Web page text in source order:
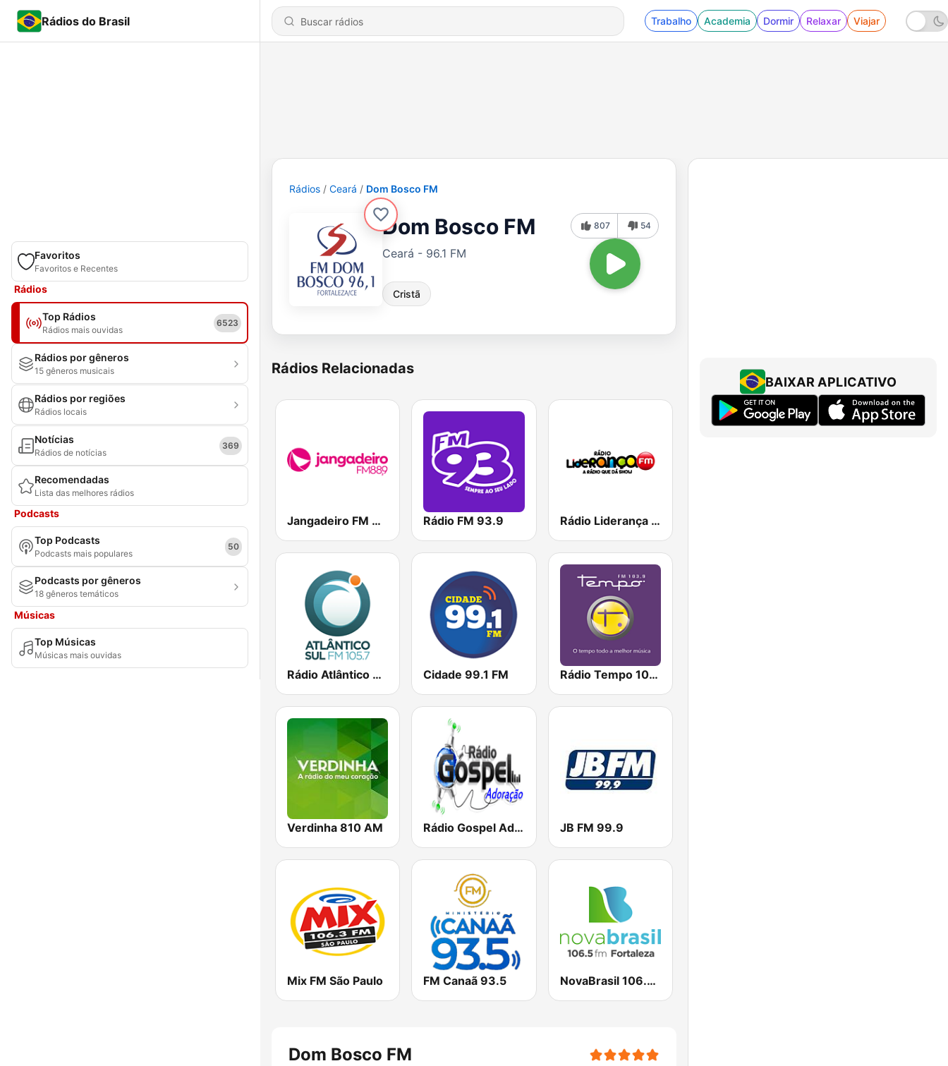
Rádios do Brasil Trabalho Academia Dormir Relaxar Viajar
Favoritos
Favoritos e Recentes
Rádios
Top Rádios
Rádios mais ouvidas
6523
Rádios por gêneros
15 gêneros musicais
Rádios por regiões
Rádios locais
Notícias
Rádios de notícias
369
Recomendadas
Lista das melhores rádios
Podcasts
Top Podcasts
Podcasts mais populares
50
Podcasts por gêneros
18 gêneros temáticos
Músicas
Top Músicas
Músicas mais ouvidas
Rádios Ceará Dom Bosco FM
Dom Bosco FM
Ceará - 96.1 FM
Cristã
807 54
Rádios Relacionadas
Jangadeiro FM 88.9 Rádio FM 93.9 Rádio Liderança FM
Rádio Atlântico Sul FM 105.7 Cidade 99.1 FM Rádio Tempo 103.9 FM
Verdinha 810 AM Rádio Gospel Adoração JB FM 99.9
Mix FM São Paulo FM Canaã 93.5 NovaBrasil 106.5 Fortaleza
Dom Bosco FM
BAIXAR APLICATIVO